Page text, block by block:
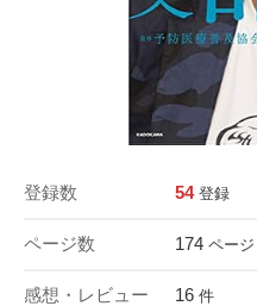
登録数 54 登録
ページ数 174 ページ
感想・レビュー 16 件